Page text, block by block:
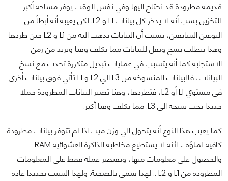
قديمة مطرودة قد نحتاج اليها وفي نفس الوقت يوفر مساحة أكبر
للتخزين بسب أنه لا يدخر كل بيانات L1 و L2. لكن يعيبه أنه أبطأ من
النوعين السابقين، بسبب أن البيانات تذهب اليه من L1 و L2 حين طردها
وهذا يتطلب نسخ ونقل للبيانات مما يكلف وقتا ويزيد من زمن
الاستجابة كما أنه يتسبب في عمليات تبديل متكررة تحدث مع نسخ
البيانات، فالبيانات المنسوخة من L3 الي L2 و L1 تأتي فوق بيانات أخري
في مستوي L1 أو L2، فتطردها، وهنا تصير البيانات المطرودة حملا
جديدا يجب نسخه الي L3. مما يكلف وقتا أكثر.
كما يعيب هذا النوع أنه يتحول الي وزن ميت اذا لم تتوفر بيانات مطرودة
كافية لملؤه .. لأنه لا يستطيع مخاطبة الذاكرة العشوائية RAM
والحصول علي معلومات منها، ويقتصر عمله فقط علي المعلومات
المطرودة من L1 و L2 .. لهذا سمي بالضحية. ولهذا السبب تحديدا عادة